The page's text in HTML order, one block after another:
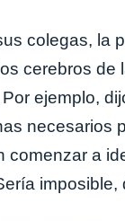
colegas, la
cerebros de
ejemplo,
necesarios
comenzar a